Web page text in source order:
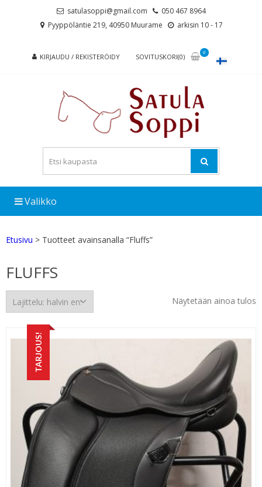
satulasoppi@gmail.com
050 467 8964
Pyyppöläntie 219, 40950 Muurame
arkisin 10 - 17
KIRJAUDU / REKISTERÖIDY SOVITUSKORI(0)
0
Valikko
Etusivu > Tuotteet avainsanalla “Fluffs”
FLUFFS
Näytetään ainoa tulos
TARJOUS!